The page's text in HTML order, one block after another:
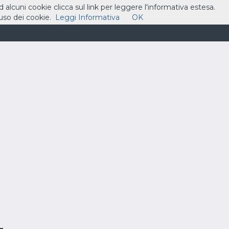
ASSISTENZA CONTATTI CARRELLO
cookie clicca sul link per leggere l'informativa estesa.
dei cookie.
Leggi Informativa OK